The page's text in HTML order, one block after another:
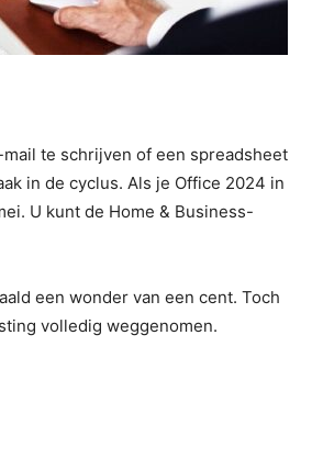
te schrijven of een spreadsheet
in de cyclus. Als je Office 2024 in
U kunt de Home & Business-
een wonder van een cent. Toch
volledig weggenomen.